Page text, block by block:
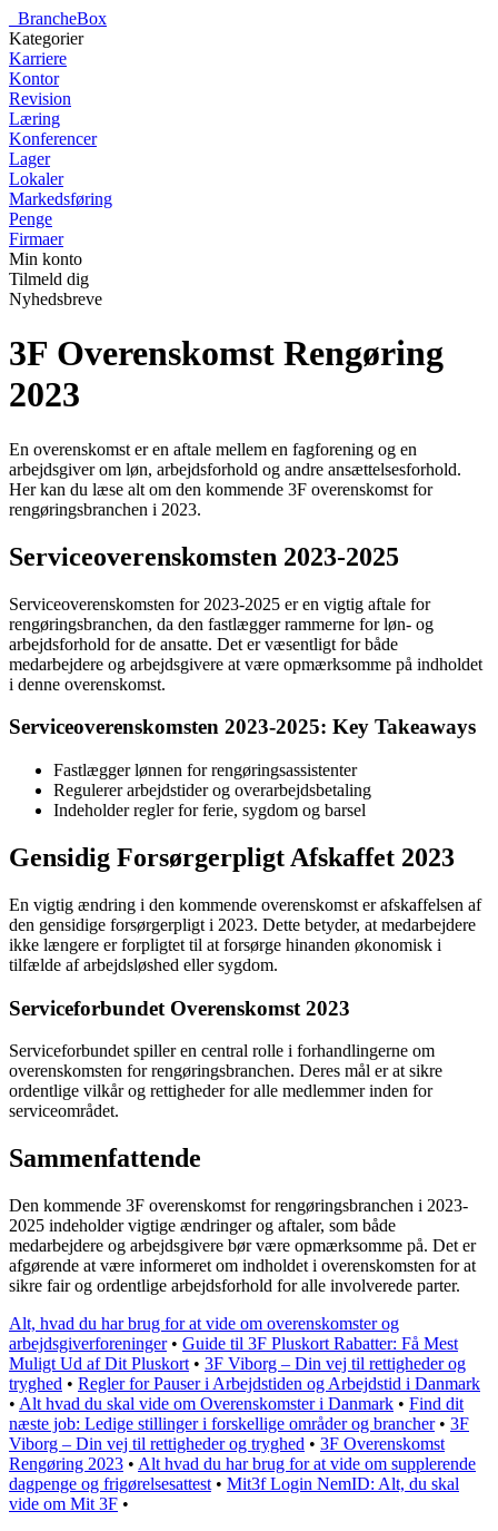
BrancheBox
Kategorier
Karriere
Kontor
Revision
Læring
Konferencer
Lager
Lokaler
Markedsføring
Penge
Firmaer
Min konto
Tilmeld dig
Nyhedsbreve
3F Overenskomst Rengøring
2023
En overenskomst er en aftale mellem en fagforening og en
arbejdsgiver om løn, arbejdsforhold og andre ansættelsesforhold.
Her kan du læse alt om den kommende 3F overenskomst for
rengøringsbranchen i 2023.
Serviceoverenskomsten 2023-2025
Serviceoverenskomsten for 2023-2025 er en vigtig aftale for
rengøringsbranchen, da den fastlægger rammerne for løn- og
arbejdsforhold for de ansatte. Det er væsentligt for både
medarbejdere og arbejdsgivere at være opmærksomme på indholdet
i denne overenskomst.
Serviceoverenskomsten 2023-2025: Key Takeaways
Fastlægger lønnen for rengøringsassistenter
Regulerer arbejdstider og overarbejdsbetaling
Indeholder regler for ferie, sygdom og barsel
Gensidig Forsørgerpligt Afskaffet 2023
En vigtig ændring i den kommende overenskomst er afskaffelsen af
den gensidige forsørgerpligt i 2023. Dette betyder, at medarbejdere
ikke længere er forpligtet til at forsørge hinanden økonomisk i
tilfælde af arbejdsløshed eller sygdom.
Serviceforbundet Overenskomst 2023
Serviceforbundet spiller en central rolle i forhandlingerne om
overenskomsten for rengøringsbranchen. Deres mål er at sikre
ordentlige vilkår og rettigheder for alle medlemmer inden for
serviceområdet.
Sammenfattende
Den kommende 3F overenskomst for rengøringsbranchen i 2023-
2025 indeholder vigtige ændringer og aftaler, som både
medarbejdere og arbejdsgivere bør være opmærksomme på. Det er
afgørende at være informeret om indholdet i overenskomsten for at
sikre fair og ordentlige arbejdsforhold for alle involverede parter.
Alt, hvad du har brug for at vide om overenskomster og
arbejdsgiverforeninger• Guide til 3F Pluskort Rabatter: Få Mest
Muligt Ud af Dit Pluskort • 3F Viborg – Din vej til rettigheder og
tryghed • Regler for Pauser i Arbejdstiden og Arbejdstid i Danmark
• Alt hvad du skal vide om Overenskomster i Danmark • Find dit
næste job: Ledige stillinger i forskellige områder og brancher• 3F
Viborg – Din vej til rettigheder og tryghed • 3F Overenskomst
Rengøring 2023 • Alt hvad du har brug for at vide om supplerende
dagpenge og frigørelsesattest • Mit3f Login NemID: Alt, du skal
vide om Mit 3F •